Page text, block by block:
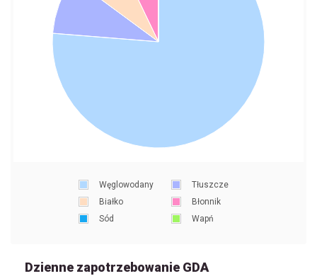
Węglowodany
Tłuszcze
Białko
Błonnik
Sód
Wapń
Dzienne zapotrzebowanie GDA